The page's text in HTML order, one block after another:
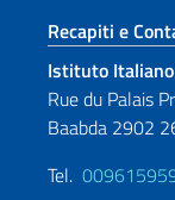
Recapiti e
Istituto
Rue du Palais
Baabda 2902
Tel.